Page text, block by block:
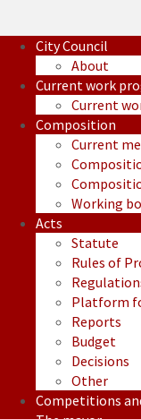
City Council
About
Current work
Current
Composition
Current
Working
Acts
Statute
Rules of
Platform
Reports
Budget
Decisions
Other
Competitions